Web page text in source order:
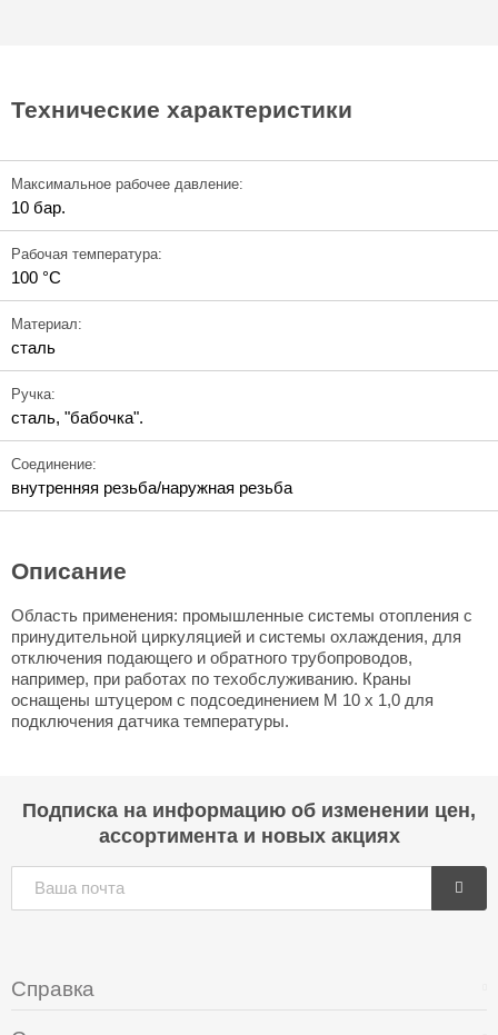
Технические характеристики
Максимальное рабочее давление:
10 бар.
Рабочая температура:
100 °C
Материал:
сталь
Ручка:
сталь, "бабочка".
Соединение:
внутренняя резьба/наружная резьба
Описание
Область применения: промышленные системы отопления с
принудительной циркуляцией и системы охлаждения, для
отключения подающего и обратного трубопроводов,
например, при работах по техобслуживанию. Краны
оснащены штуцером с подсоединением M 10 x 1,0 для
подключения датчика температуры.
Подписка на информацию об изменении цен,
ассортимента и новых акциях
Справка